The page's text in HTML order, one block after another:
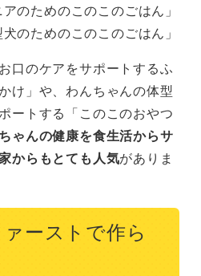
のためのこのこのごはん」
のためのこのこのごはん」
口のケアをサポートするふ
け」や、わんちゃんの体型
ートする「このこのおやつ
ゃんの健康を食生活からサ
からもとても人気がありま
ーストで作ら